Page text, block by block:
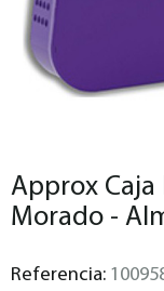
Approx Caja
Morado -
Referencia: